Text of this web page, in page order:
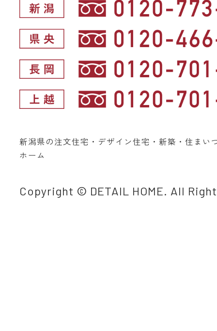
新潟県の注文住宅・デザイン住宅・新築・住まい
ホーム
Copyright © DETAIL HOME. All